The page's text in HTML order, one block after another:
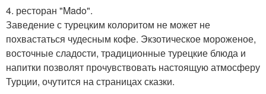
4. ресторан "Mado".
Заведение с турецким колоритом не может не
похвастаться чудесным кофе. Экзотическое мороженое,
восточные сладости, традиционные турецкие блюда и
напитки позволят прочувствовать настоящую атмосферу
Турции, очутится на страницах сказки.